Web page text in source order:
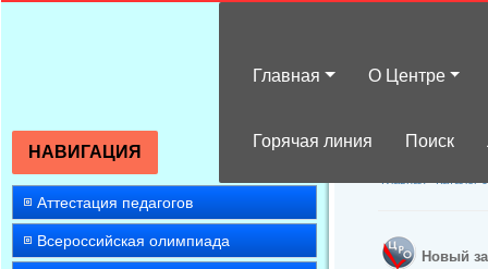
Главная О Центре
Горячая линия Поиск
НАВИГАЦИЯ
Аттестация педагогов
Всероссийская олимпиада
Новый